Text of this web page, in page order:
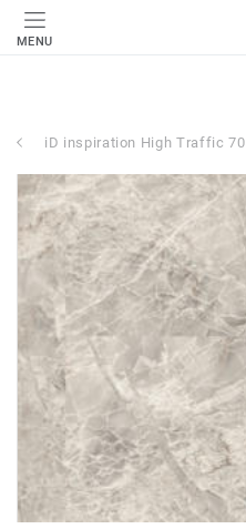
MENU
iD inspiration High Traffic 70